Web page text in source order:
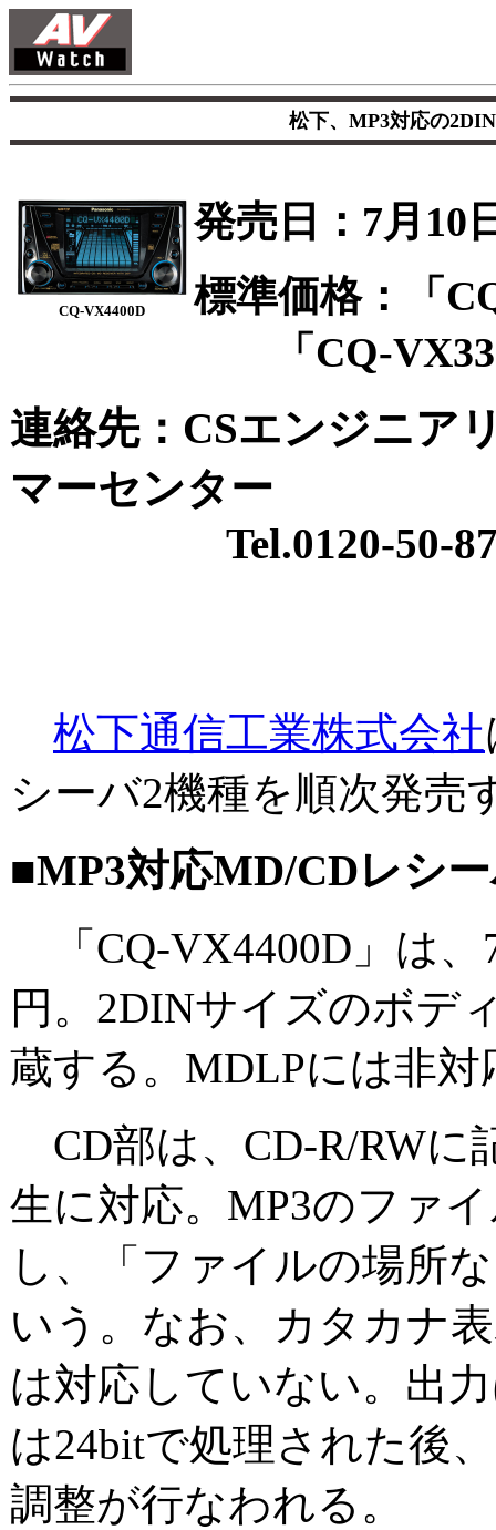
松下、MP3対応の
CQ-VX4400D
発売日：7月10
標準価格：「
「CQ-VX3300D
連絡先：CSエンジニ
マーセンター
Tel.0120-50-
松下通信工業株式会社
シーバ2機種を順次発売
■MP3対応MD/CDレシ
「CQ-VX4400D」は、
円。2DINサイズのボデ
蔵する。MDLPには非対
CD部は、CD-R/RWに
生に対応。MP3のファ
し、「ファイルの場所
いう。なお、カタカナ
は対応していない。出
は24bitで処理された後
調整が行なわれる。